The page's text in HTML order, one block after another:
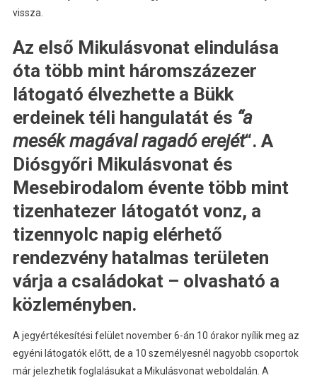
vissza.
Az első Mikulásvonat elindulása
óta több mint háromszázezer
látogató élvezhette a Bükk
erdeinek téli hangulatát és “a
mesék magával ragadó erejét“. A
Diósgyőri Mikulásvonat és
Mesebirodalom évente több mint
tizenhatezer látogatót vonz, a
tizennyolc napig elérhető
rendezvény hatalmas területen
várja a családokat – olvasható a
közleményben.
A jegyértékesítési felület november 6-án 10 órakor nyílik meg az
egyéni látogatók előtt, de a 10 személyesnél nagyobb csoportok
már jelezhetik foglalásukat a Mikulásvonat weboldalán. A